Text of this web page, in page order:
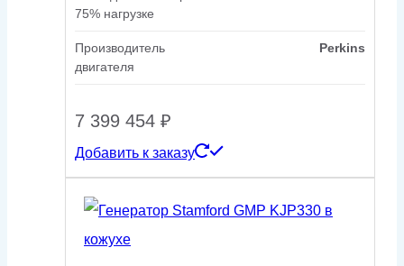
75% нагрузке
Производитель
двигателя
Perkins
7 399 454 ₽
Добавить к заказу